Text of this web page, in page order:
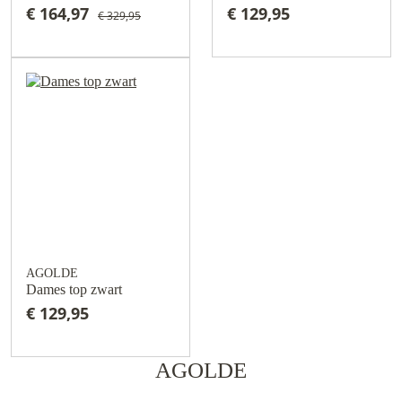
€ 164,97 € 329,95 € 129,95
AGOLDE
Dames top zwart
€ 129,95
AGOLDE